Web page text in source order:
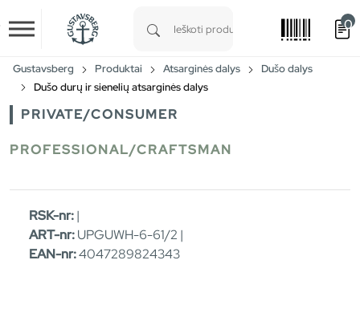
Skip to main content
0
Gustavsberg Produktai Atsarginės dalys
Dušo dalys
Dušo durų ir sienelių atsarginės dalys
PRIVATE/CONSUMER
PROFESSIONAL/CRAFTSMAN
RSK-nr:|
ART-nr:UPGUWH-6-61/2 |
EAN-nr:4047289824343